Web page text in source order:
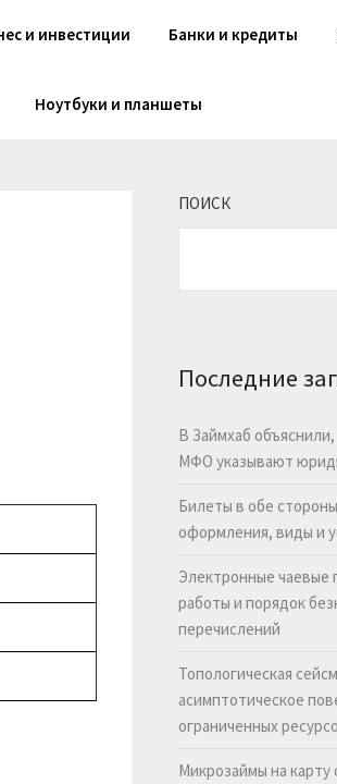
и инвестиции Банки и кредиты
Ноутбуки и планшеты
ПОИСК
Последние
В Займхаб объяснили,
МФО указывают
Билеты в обе
оформления, виды и
Электронные чаевые
работы и порядок
перечислений
Топологическая
асимптотическое
ограниченных
Микрозаймы на карту